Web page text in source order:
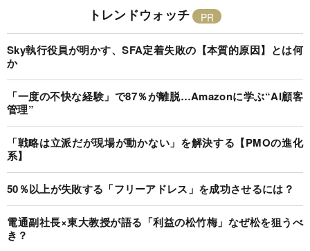
トレンドウォッチ
Sky執行役員が明かす、SFA定着失敗の【本質的原因】とは何
か
「一度の不快な経験」で87％が離脱…Amazonに学ぶ“AI顧客
管理”
「戦略は立派だが現場が動かない」を解決する【PMOの進化
系】
50％以上が失敗する「フリーアドレス」を成功させるには？
電通副社長×東大教授が語る「利益の松竹梅」なぜ松を狙うべ
き？